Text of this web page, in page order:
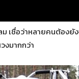
ชื่อว่าหลายคนต้องยัง
งมากกว่า